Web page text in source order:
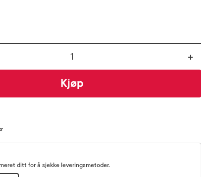
+
Kjøp
ditt for å sjekke leveringsmetoder.